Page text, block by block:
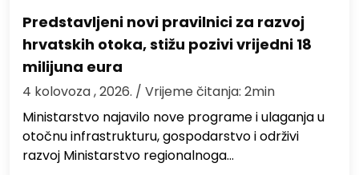
Predstavljeni novi pravilnici za razvoj
hrvatskih otoka, stižu pozivi vrijedni 18
milijuna eura
4 kolovoza , 2026. / Vrijeme čitanja: 2min
Ministarstvo najavilo nove programe i ulaganja u
otočnu infrastrukturu, gospodarstvo i održivi
razvoj Ministarstvo regionalnoga…